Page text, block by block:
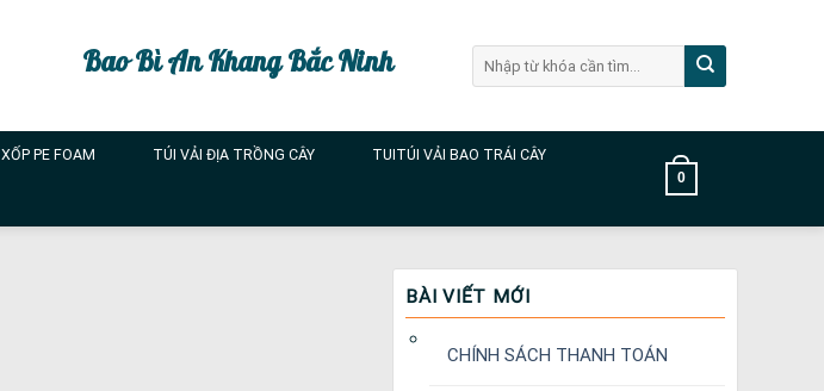
Bao Bì An Khang Bắc Ninh
kiếm:
XỐP PE FOAM TÚI VẢI ĐỊA TRỒNG CÂY TUITÚI VẢI BAO TRÁI CÂY
0
BÀI VIẾT MỚI
CHÍNH SÁCH THANH TOÁN